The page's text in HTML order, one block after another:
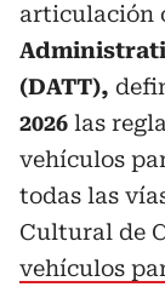
articulación
(DATT),
2026 las
vehículos
todas las
Cultural de
vehículos